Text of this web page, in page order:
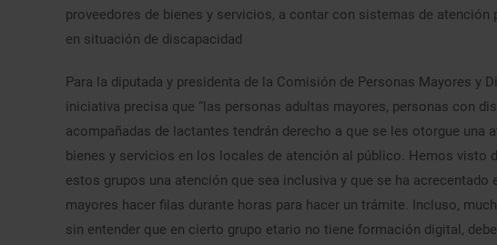
proveedores de bienes y servicios, a contar con sistemas de
en situación de discapacidad
Para la diputada y presidenta de la Comisión de Personas Mayores y
iniciativa precisa que “las personas adultas mayores, personas con
acompañadas de lactantes tendrán derecho a que se les otorgue una
bienes y servicios en los locales de atención al público. Hemos visto
estos grupos una atención que sea inclusiva y que se ha acrecentado
mayores hacer filas durante horas para hacer un trámite. Incluso,
sin entender que en cierto grupo etario no tiene formación digital,